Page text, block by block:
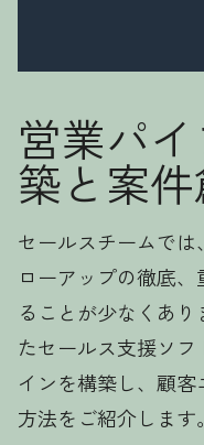
営業パ
築と案
セールスチームで
ローアップの徹底
ることが少なくあ
たセールス支援ソ
インを構築し、顧
方法をご紹介します。